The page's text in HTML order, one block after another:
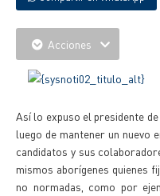
Acciones
Así lo expuso el presidente
luego de mantener un nuevo
candidatos y sus
mismos aborígenes quienes
no normadas, como por